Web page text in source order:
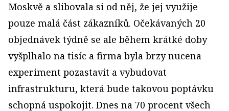
Moskvě a slibovala si od něj, že jej využije
pouze malá část zákazníků. Očekávaných 20
objednávek týdně se ale během krátké doby
vyšplhalo na tisíc a firma byla brzy nucena
experiment pozastavit a vybudovat
infrastrukturu, která bude takovou poptávku
schopná uspokojit. Dnes na 70 procent všech